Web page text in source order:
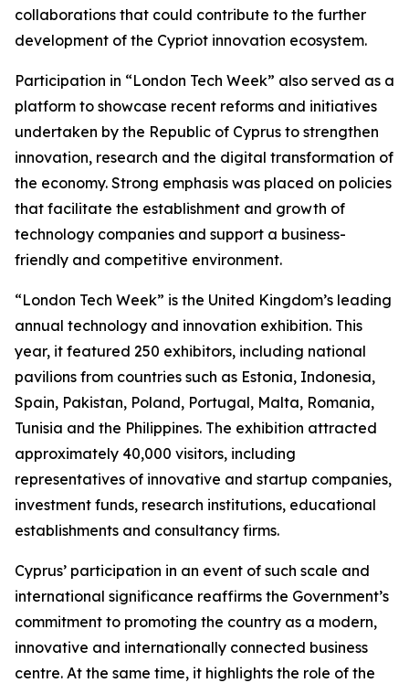
collaborations that could contribute to the further
development of the Cypriot innovation ecosystem.
Participation in “London Tech Week” also served as a
platform to showcase recent reforms and initiatives
undertaken by the Republic of Cyprus to strengthen
innovation, research and the digital transformation of
the economy. Strong emphasis was placed on policies
that facilitate the establishment and growth of
technology companies and support a business-
friendly and competitive environment.
“London Tech Week” is the United Kingdom’s leading
annual technology and innovation exhibition. This
year, it featured 250 exhibitors, including national
pavilions from countries such as Estonia, Indonesia,
Spain, Pakistan, Poland, Portugal, Malta, Romania,
Tunisia and the Philippines. The exhibition attracted
approximately 40,000 visitors, including
representatives of innovative and startup companies,
investment funds, research institutions, educational
establishments and consultancy firms.
Cyprus’ participation in an event of such scale and
international significance reaffirms the Government’s
commitment to promoting the country as a modern,
innovative and internationally connected business
centre. At the same time, it highlights the role of the